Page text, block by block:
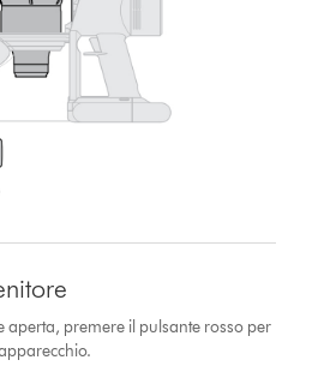
aperta, premere il pulsante rosso per